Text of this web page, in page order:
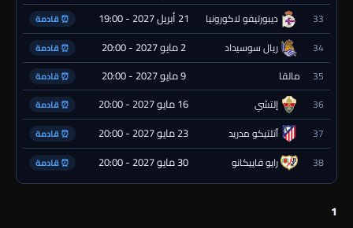
33 ديبورتيفو لاكورونيا 21 أبريل 2027 - 19:00 ⏰ قادمة
34 ريال سوسيداد 2 مايو 2027 - 20:00 ⏰ قادمة
35 مالقا 9 مايو 2027 - 20:00 ⏰ قادمة
36 إلتشي 16 مايو 2027 - 20:00 ⏰ قادمة
37 أتلتيكو مدريد 23 مايو 2027 - 20:00 ⏰ قادمة
38 رايو فاييكانو 30 مايو 2027 - 20:00 ⏰ قادمة
1